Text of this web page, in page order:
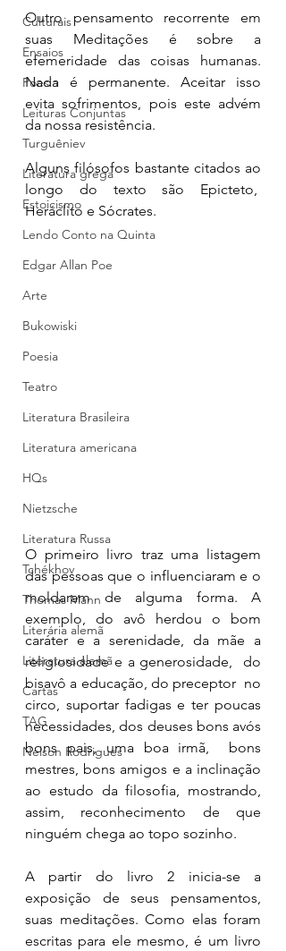
Culturais
Ensaios
Poesia
Leituras Conjuntas
Turguêniev
Literatura grega
Estoicismo
Lendo Conto na Quinta
Edgar Allan Poe
Arte
Bukowiski
Poesia
Teatro
Literatura Brasileira
Literatura americana
HQs
Nietzsche
Literatura Russa
Tchékhov
Thomas Mann
Literária alemã
Literatura alemã
Cartas
TAG
Nelson Rodrigues
Outro pensamento recorrente em
suas Meditações é sobre a
efemeridade das coisas humanas.
Nada é permanente. Aceitar isso
evita sofrimentos, pois este advém
da nossa resistência.
Alguns filósofos bastante citados ao
longo do texto são Epicteto,
Heráclito e Sócrates.
O primeiro livro traz uma listagem
das pessoas que o influenciaram e o
moldaram de alguma forma. A
exemplo, do avô herdou o bom
caráter e a serenidade, da mãe a
religiosidade e a generosidade,  do
bisavô a educação, do preceptor  no
circo, suportar fadigas e ter poucas
necessidades, dos deuses bons avós
bons pais, uma boa irmã,  bons
mestres, bons amigos e a inclinação
ao estudo da filosofia, mostrando,
assim, reconhecimento de que
ninguém chega ao topo sozinho.
A partir do livro 2 inicia-se a
exposição de seus pensamentos,
suas meditações. Como elas foram
escritas para ele mesmo, é um livro